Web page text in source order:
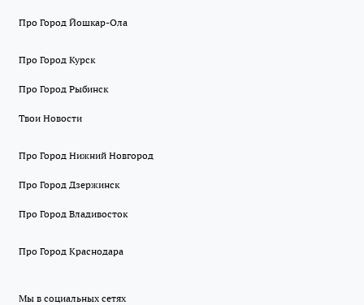
Про Город Йошкар-Ола
Про Город Курск
Про Город Рыбинск
Твои Новости
Про Город Нижний Новгород
Про Город Дзержинск
Про Город Владивосток
Про Город Краснодара
Мы в социальных сетях